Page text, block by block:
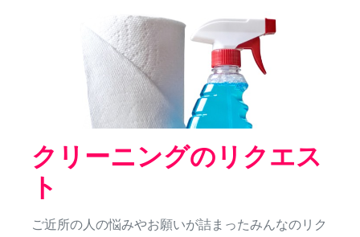
クリーニングのリクエス
ト
ご近所の人の悩みやお願いが詰まったみんなのリク